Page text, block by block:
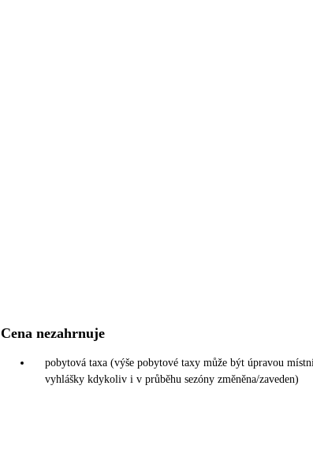
Cena nezahrnuje
pobytová taxa (výše pobytové taxy může být úpravou
vyhlášky kdykoliv i v průběhu sezóny změněna/zaveden)